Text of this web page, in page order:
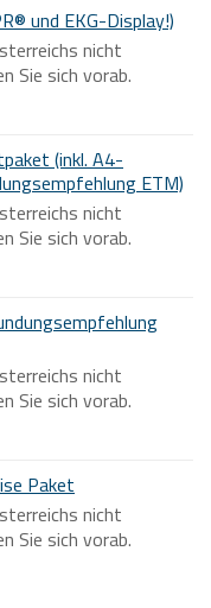
und EKG-Display!)
nicht
Sie sich vorab.
(inkl. A4-
ETM)
nicht
Sie sich vorab.
nicht
Sie sich vorab.
Paket
nicht
Sie sich vorab.